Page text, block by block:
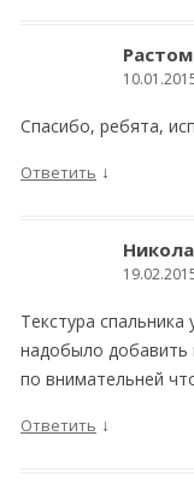
Спасибо, ребята,
Ответить ↓
Текстура
надобыло добавить
по внимательней
Ответить ↓